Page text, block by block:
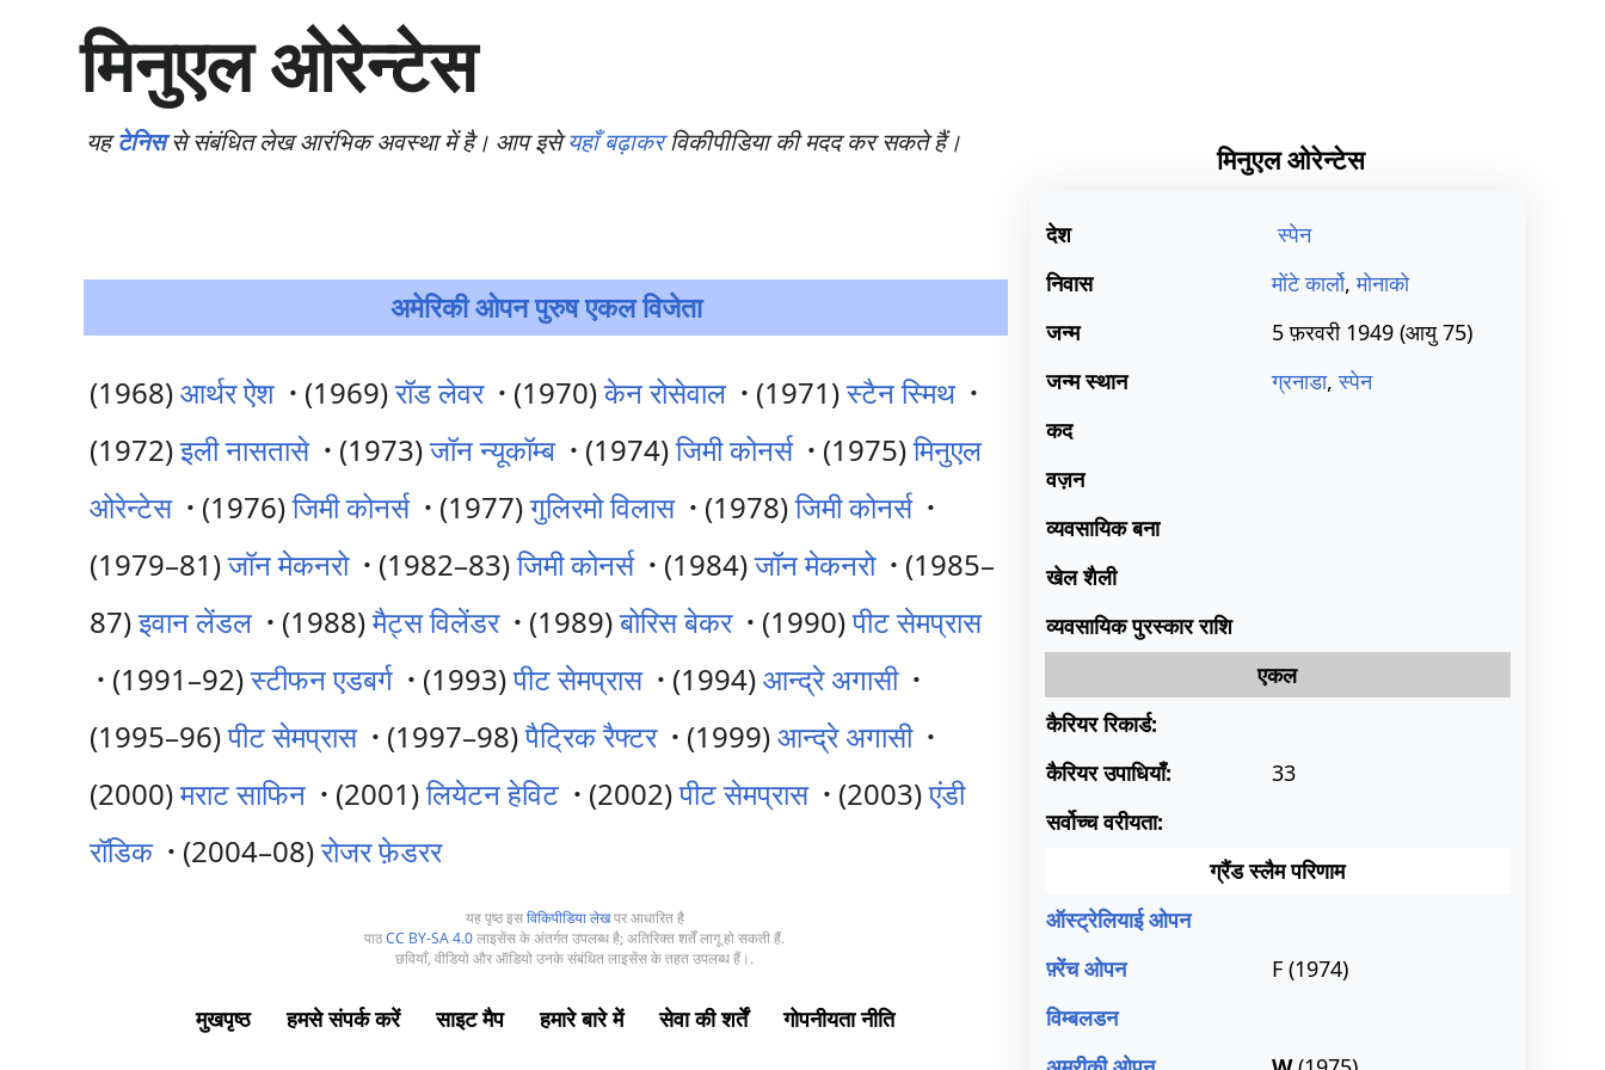
म
ग्री
प
जा
मिनुएल ओरेन्टेस
मिनुएल ओरेन्टेस
देश
स्पेन
निवास
मोंटे कार्लो,मोनाको
जन्म
5 फ़रवरी 1949(आयु 75)
जन्म स्थान
ग्रनाडा,स्पेन
कद
वज़न
व्यवसायिक बना
खेल शैली
व्यवसायिक पुरस्कार राशि
एकल
कैरियर रिकार्ड:
कैरियर उपाधियाँ:
33
सर्वोच्च वरीयता:
ग्रैंड स्लैम परिणाम
ऑस्ट्रेलियाई ओपन
फ़्रेंच ओपन
F (1974)
विम्बलडन
यहटेनिससे संबंधित लेख आरंभिक अवस्था में है। आप इसेयहाँ बढ़ाकरविकीपीडिया की मदद कर सकते हैं।
अमेरिकी ओपन पुरुष एकल विजेता
(1968)आर्थर ऐश · (1969)रॉड लेवर · (1970)केन रोसेवाल · (1971)स्टैन स्मिथ ·
(1972)इली नासतासे · (1973)जॉन न्यूकॉम्ब · (1974)जिमी कोनर्स · (1975)मिनुएल
ओरेन्टेस · (1976)जिमी कोनर्स · (1977)गुलिरमो विलास · (1978)जिमी कोनर्स ·
(1979–81)जॉन मेकनरो · (1982–83)जिमी कोनर्स · (1984)जॉन मेकनरो · (1985–
87)इवान लेंडल · (1988)मैट्स विलेंडर · (1989)बोरिस बेकर · (1990)पीट सेमप्रास
· (1991–92)स्टीफन एडबर्ग · (1993)पीट सेमप्रास · (1994)आन्द्रे अगासी ·
(1995–96)पीट सेमप्रास · (1997–98)पैट्रिक रैफ्टर · (1999)आन्द्रे अगासी ·
(2000)मराट साफिन · (2001)लियेटन हेविट · (2002)पीट सेमप्रास · (2003)एंडी
रॉडिक · (2004–08)रोजर फ़ेडरर
यह पृष्ठ इसविकिपीडिया लेखपर आधारित है
पाठCC BY-SA 4.0लाइसेंस के अंतर्गत उपलब्ध है; अतिरिक्त शर्तें लागू हो सकती हैं.
छवियाँ, वीडियो और ऑडियो उनके संबंधित लाइसेंस के तहत उपलब्ध हैं।.
मुखपृष्ठ हमसे संपर्क करें साइट मैप हमारे बारे में सेवा की शर्तें गोपनीयता नीति